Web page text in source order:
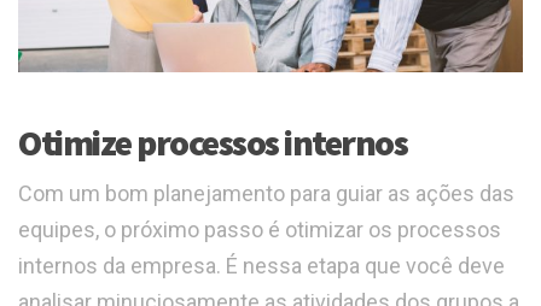
Otimize processos internos
Com um bom planejamento para guiar as ações das
equipes, o próximo passo é otimizar os processos
internos da empresa. É nessa etapa que você deve